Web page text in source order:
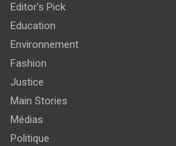
Editor's Pick
Education
Environnement
Fashion
Justice
Main Stories
Médias
Politique